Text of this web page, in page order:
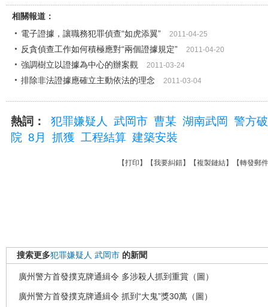
相關報道：
電子證據，讓職務犯罪偵查“如虎添翼”
2011-04-25
反貪偵查工作如何積極應對“兩個證據規定” 2011-04-20
強調樹立以證據為中心的辦案觀 2011-03-24
排除非法證據應確立主動依法的理念 2011-03-04
熱詞： 犯罪嫌疑人 武岡市 曹某 湖南武岡
警方
院 8月 抓獲 工程結算 建築安裝
【打印 】【我要糾錯】【複製鏈結】【轉發郵件
搜索更多犯罪嫌疑人 武岡市 的新聞
廣州警方首發撲克牌通緝令 多涉殺人抓到重賞（圖）
廣州警方首發撲克牌通緝令 抓到“大鬼”獎30萬（圖）